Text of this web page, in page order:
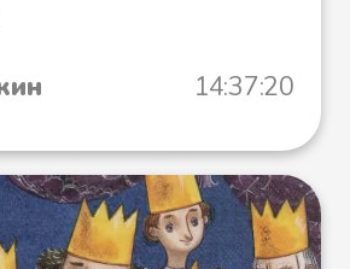
14:37:20